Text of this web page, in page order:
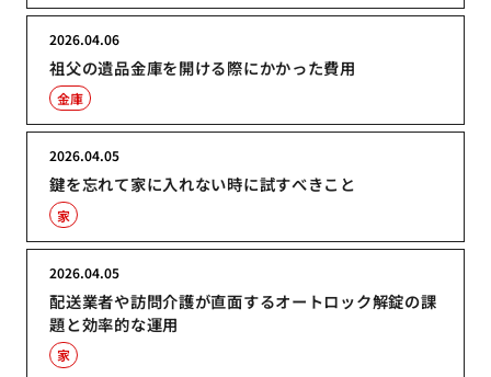
祖父の遺品金庫を開ける際にかかった費用
2026.04.06
金庫
鍵を忘れて家に入れない時に試すべきこと
2026.04.05
家
配送業者や訪問介護が直面するオートロック解錠の課
題と効率的な運用
2026.04.05
家